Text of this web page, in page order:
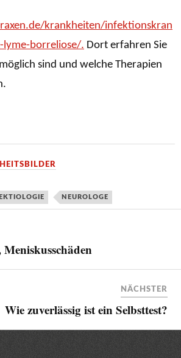
krankheiten/infektionskran
borreliose/. Dort erfahren Sie
sind und welche Therapien
NEUROLOGE
NÄCHSTER
Wie zuverlässig ist ein Selbsttest?